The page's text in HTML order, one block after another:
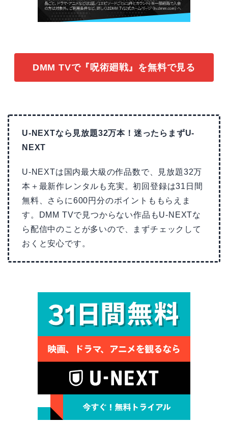
DMM TVで『呪術廻戦』を無料で見る
U-NEXTなら見放題32万本！迷ったらまずU-
NEXT
U-NEXTは国内最大級の作品数で、見放題32万
本＋最新作レンタルも充実。初回登録は31日間
無料、さらに600円分のポイントももらえま
す。DMM TVで見つからない作品もU-NEXTな
ら配信中のことが多いので、まずチェックして
おくと安心です。